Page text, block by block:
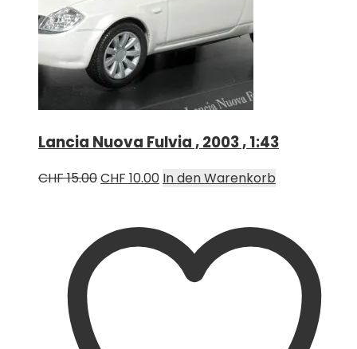
Lancia Nuova Fulvia , 2003 , 1:43
CHF15.00Ursprünglicher
CHF 15.00
CHF 10.00Aktueller
CHF 10.00.
In den Warenkorb